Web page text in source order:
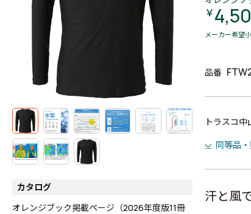
カタログ
オレンジブック掲載ページ（2026年度版11冊
￥
メーカー希望
品番
トラスコ中
同等品
汗と風